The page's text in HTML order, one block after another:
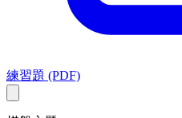
練習題 (PDF)